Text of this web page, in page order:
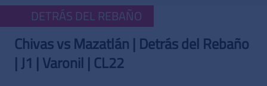
DETRÁS DEL REBAÑO
Chivas vs Mazatlán | Detrás del Rebaño
| J1 | Varonil | CL22